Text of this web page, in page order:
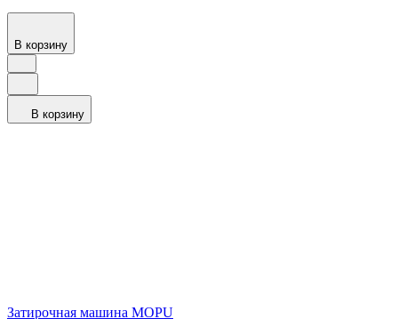
В корзину
В корзину
Затирочная машина MOPU